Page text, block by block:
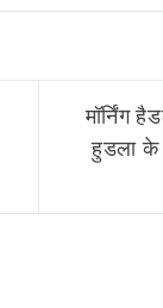
मॉर्निंग
हुडला के